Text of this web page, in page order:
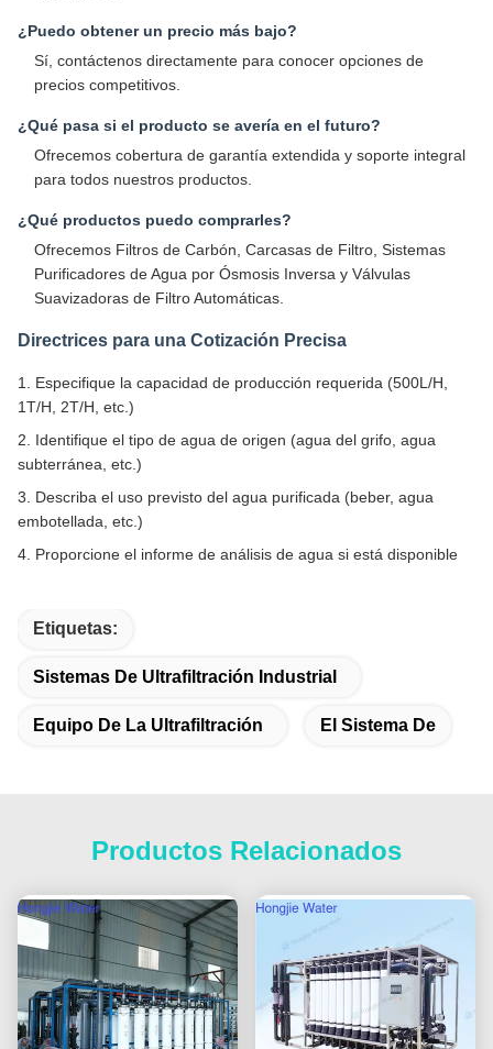
¿Puedo obtener un precio más bajo?
Sí, contáctenos directamente para conocer opciones de
precios competitivos.
¿Qué pasa si el producto se avería en el futuro?
Ofrecemos cobertura de garantía extendida y soporte integral
para todos nuestros productos.
¿Qué productos puedo comprarles?
Ofrecemos Filtros de Carbón, Carcasas de Filtro, Sistemas
Purificadores de Agua por Ósmosis Inversa y Válvulas
Suavizadoras de Filtro Automáticas.
Directrices para una Cotización Precisa
1. Especifique la capacidad de producción requerida (500L/H,
1T/H, 2T/H, etc.)
2. Identifique el tipo de agua de origen (agua del grifo, agua
subterránea, etc.)
3. Describa el uso previsto del agua purificada (beber, agua
embotellada, etc.)
4. Proporcione el informe de análisis de agua si está disponible
Etiquetas:
Sistemas De Ultrafiltración Industrial
Equipo De La Ultrafiltración El Sistema De
Productos Relacionados